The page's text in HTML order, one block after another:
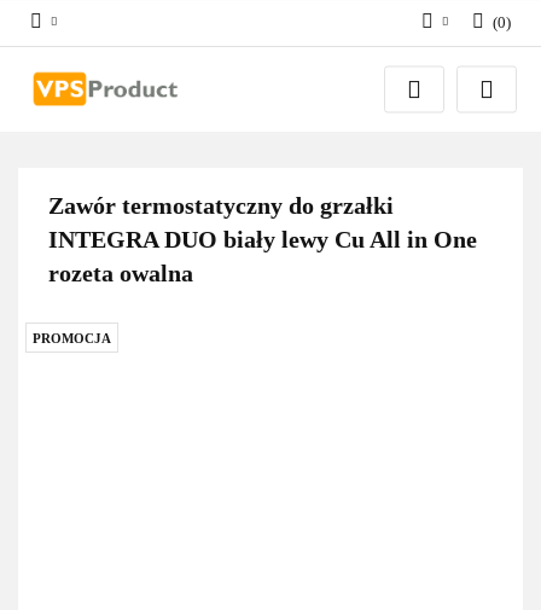
Zaloguj się
Zarejestruj się
(0)
Zawór termostatyczny do grzałki
INTEGRA DUO biały lewy Cu All in One
rozeta owalna
PROMOCJA